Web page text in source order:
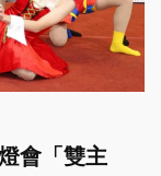
會「雙主